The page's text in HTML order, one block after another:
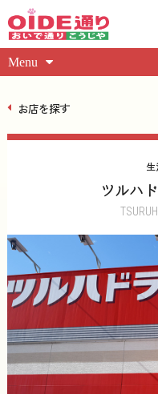
Menu
お店を探す
ツルハ